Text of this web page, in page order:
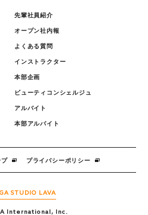
先輩社員紹介
オープン社内報
よくある質問
インストラクター
本部企画
ビューティコンシェルジュ
アルバイト
本部アルバイト
プ プライバシーポリシー
STUDIO LAVA
International, Inc.